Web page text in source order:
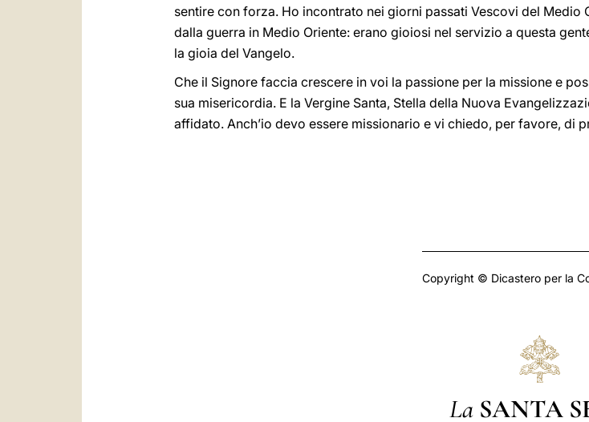
sentire con forza. Ho incontrato nei giorni passati Vescovi del Medio
dalla guerra in Medio Oriente: erano gioiosi nel servizio a questa
la gioia del Vangelo.
Che il Signore faccia crescere in voi la passione per la missione e
sua misericordia. E la Vergine Santa, Stella della Nuova
affidato. Anch’io devo essere missionario e vi chiedo, per favore, di
Copyright © Dicastero per la
La SANTA